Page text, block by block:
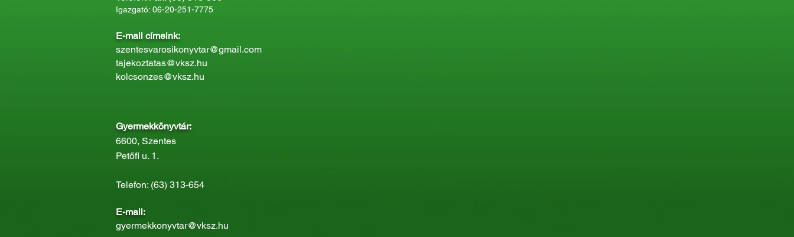
Igazgató: 06-20-251-7775
E-mail címeink:
szentesvarosikonyvtar@gmail.com
tajekoztatas@vksz.hu
kolcsonzes@vksz.hu
Gyermekkönyvtár:
6600, Szentes
Petőfi u. 1.
Telefon: (63) 313-654
E-mail:
gyermekkonyvtar@vksz.hu